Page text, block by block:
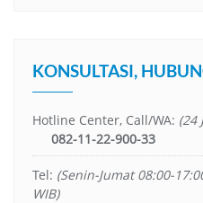
KONSULTASI,
Hotline Center, Call/WA: (24
082-11-22-900-33
Tel: (Senin-Jumat 08:00-
WIB)